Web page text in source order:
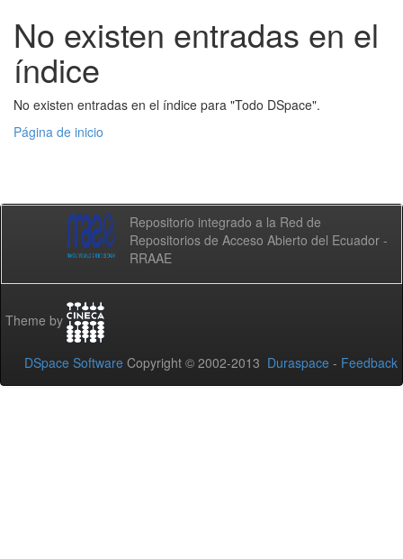
No existen entradas en el
índice
No existen entradas en el índice para "Todo DSpace".
Página de inicio
Repositorio integrado a la Red de
Repositorios de Acceso Abierto del Ecuador -
RRAAE
Theme by
DSpace Software Copyright © 2002-2013 Duraspace - Feedback